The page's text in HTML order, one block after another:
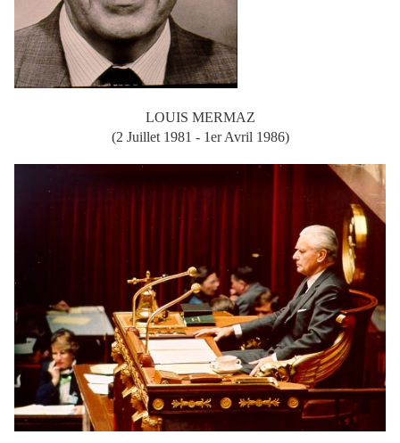
LOUIS MERMAZ
(2 Juillet 1981 - 1er Avril 1986)